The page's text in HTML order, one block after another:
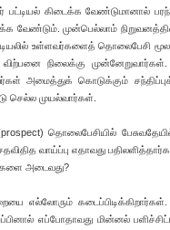
பட்டியல் கிடைக்க வேண்டுமானால்
வேண்டும். முன்பெல்லாம்
உள்ளவர்களைத் தொலைபேசி
விற்பனை நிலைக்கு
அமைத்துக் கொடுக்கும்
செல்ல முயல்வார்கள்.
தொலைபேசியில்
வாய்ப்பு எதாவது
அடைவது?
எல்லோரும் கடைப்பிடிக்கிறார்கள்.
எப்போதாவது மின்னல்